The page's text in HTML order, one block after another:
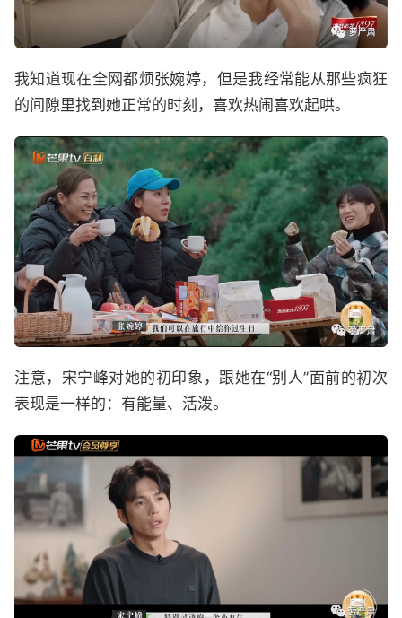
我知道现在全网都烦张婉婷，但是我经常能从那些疯狂
的间隙里找到她正常的时刻，喜欢热闹喜欢起哄。
注意，宋宁峰对她的初印象，跟她在“别人”面前的初次
表现是一样的：有能量、活泼。